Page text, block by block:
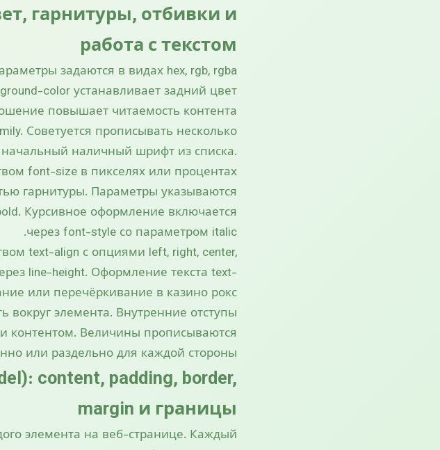
гарнитуры, отбивки и
работа с текстом
задаются в видах hex, rgb, rgba
color устанавливает задний цвет
повышает читаемость контента.
Советуется прописывать несколько
начальный наличный шрифт из списка.
font-size в пикселях или процентах.
гарнитуры. Параметры указываются
Курсивное оформление включается
через font-style со параметром italic.
text-align с опциями left, right, center,
line-height. Оформление текста text-
или перечёркивание в казино рокс.
элемента. Внутренние отступы
контентом. Величины прописываются
или раздельно для каждой стороны.
content, padding, border,
margin и границы
элемента на веб-странице. Каждый